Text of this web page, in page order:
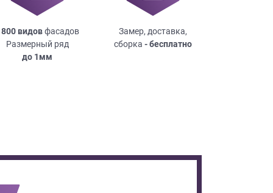
800 видовфасадов
Размерный ряд
до 1мм
Замер, доставка,
сборка - бесплатно